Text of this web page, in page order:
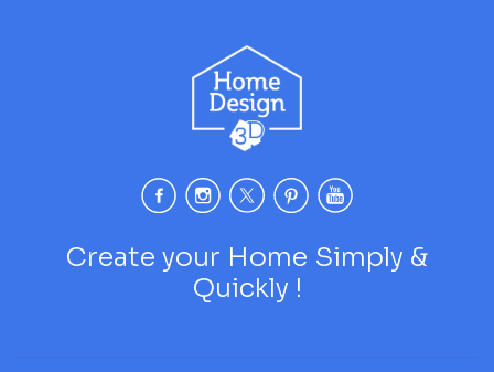
Create your Home Simply &
Quickly !